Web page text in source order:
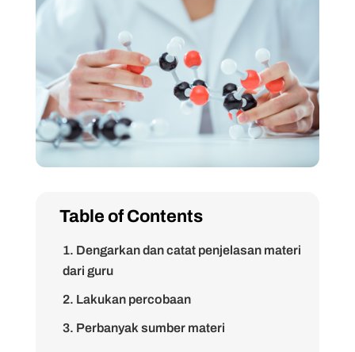
Table of Contents
1. Dengarkan dan catat penjelasan materi
dari guru
2. Lakukan percobaan
3. Perbanyak sumber materi